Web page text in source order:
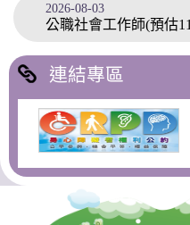
2026-08-03
公職社會工作師(預估
連結專區